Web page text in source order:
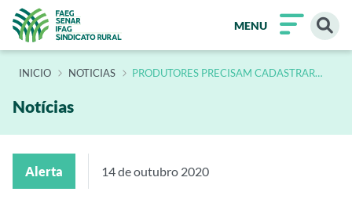
MENU
INÍCIO NOTICIAS PRODUTORES PRECISAM CADASTRAR
Notícias
Alerta 14 de outubro 2020